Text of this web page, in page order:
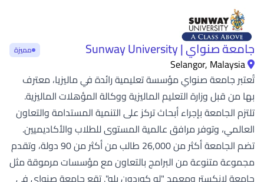
جامعة صنواي | Sunway University مميزة
Selangor, Malaysia
تُعتبر جامعة صنواي مؤسسة تعليمية رائدة في ماليزيا، معترف
بها من قبل وزارة التعليم الماليزية ووكالة المؤهلات الماليزية.
تلتزم الجامعة بإجراء أبحاث تركز على التنمية المستدامة والتعاون
العالمي، وتوفر مرافق عالمية المستوى للطلاب والأكاديميين.
تضم الجامعة أكثر من 26,000 طالب من أكثر من 90 دولة، وتقدم
مجموعة متنوعة من البرامج بالتعاون مع مؤسسات مرموقة مثل